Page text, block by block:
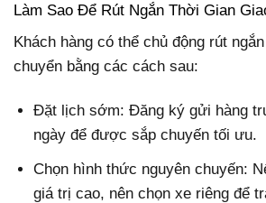
Làm Sao Để Rút Ngắn Thời Gian
Khách hàng có thể chủ động rút
chuyển bằng các cách sau:
Đặt lịch sớm: Đăng ký gửi hàng
ngày để được sắp chuyến tối ưu.
Chọn hình thức nguyên chuyến:
giá trị cao, nên chọn xe riêng để